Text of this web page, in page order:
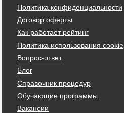
Политика конфиденциальности
Договор оферты
Как работает рейтинг
Политика использования cookie
Вопрос-ответ
Блог
Справочник процедур
Обучающие программы
Вакансии